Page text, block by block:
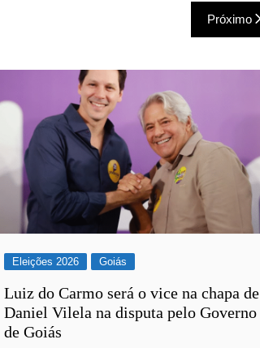
Próximo
Eleições 2026 Goiás
Luiz do Carmo será o vice na chapa de
Daniel Vilela na disputa pelo Governo
de Goiás